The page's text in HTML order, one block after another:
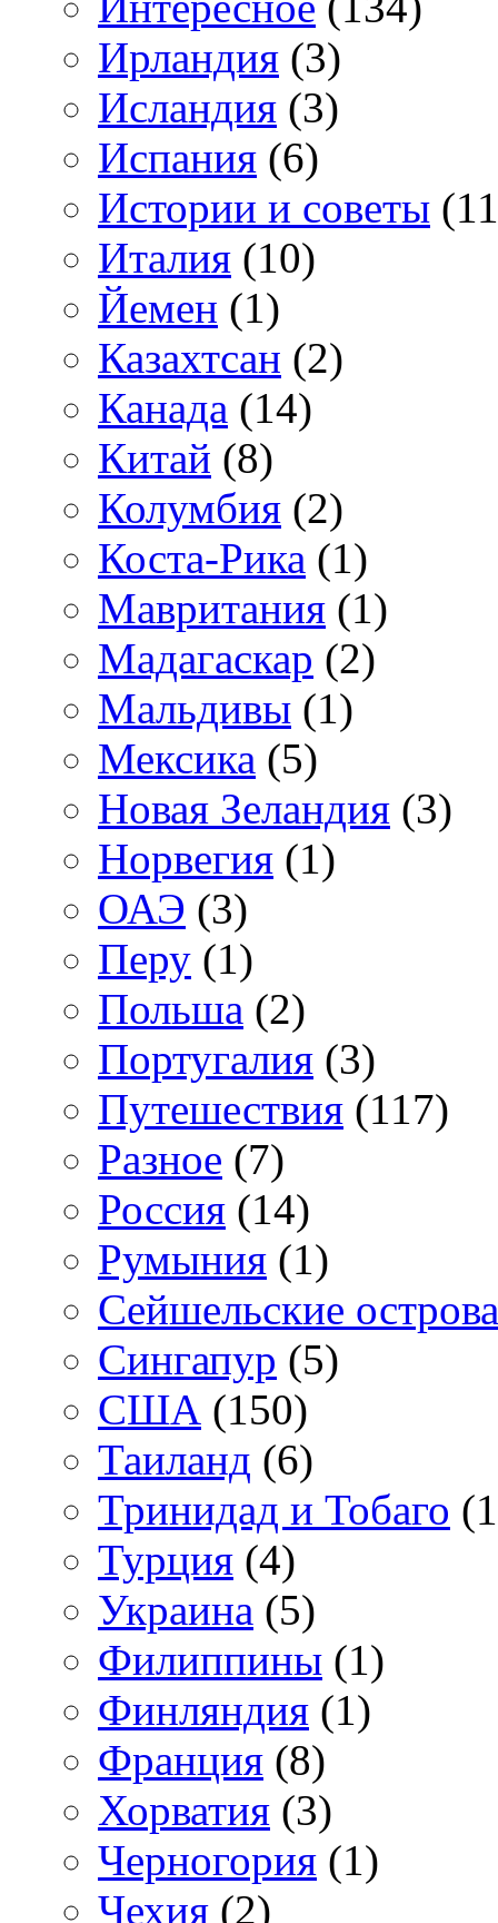
Ирландия (3)
Исландия (3)
Испания (6)
Истории и советы
Италия (10)
Йемен (1)
Казахтсан (2)
Канада (14)
Китай (8)
Колумбия (2)
Коста-Рика (1)
Мавритания (1)
Мадагаскар (2)
Мальдивы (1)
Мексика (5)
Новая Зеландия (3)
Норвегия (1)
ОАЭ (3)
Перу (1)
Польша (2)
Португалия (3)
Путешествия (117)
Разное (7)
Россия (14)
Румыния (1)
Сейшельские острова
Сингапур (5)
США (150)
Таиланд (6)
Тринидад и Тобаго
Турция (4)
Украина (5)
Филиппины (1)
Финляндия (1)
Франция (8)
Хорватия (3)
Черногория (1)
Чехия (2)